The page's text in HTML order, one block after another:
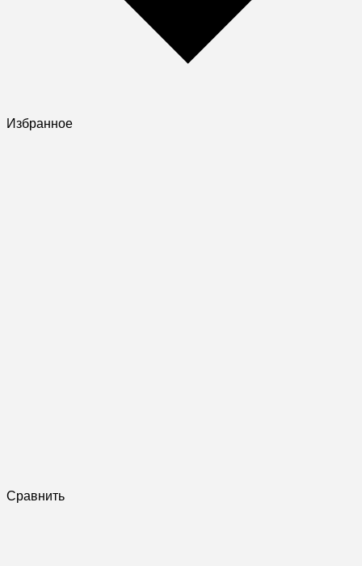
Избранное
Сравнить